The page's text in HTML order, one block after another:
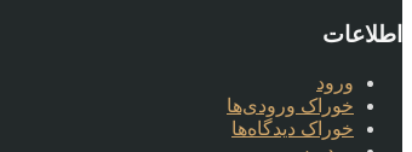
اطلاعات
ورود
خوراک ورودی‌ها
خوراک دیدگاه‌ها